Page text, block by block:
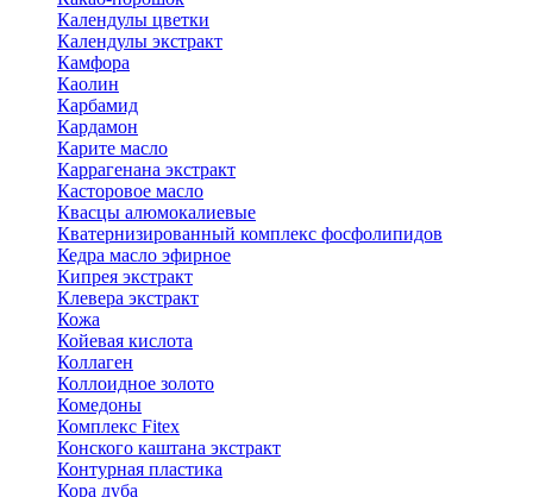
Календулы цветки
Календулы экстракт
Камфора
Каолин
Карбамид
Кардамон
Карите масло
Каррагенана экстракт
Касторовое масло
Квасцы алюмокалиевые
Кватернизированный комплекс фосфолипидов
Кедра масло эфирное
Кипрея экстракт
Клевера экстракт
Кожа
Койевая кислота
Коллаген
Коллоидное золото
Комедоны
Комплекс Fitex
Конского каштана экстракт
Контурная пластика
Кора дуба